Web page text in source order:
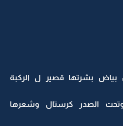
بشرتها قصير ل الركبة
الصدر كرستال وشعرها